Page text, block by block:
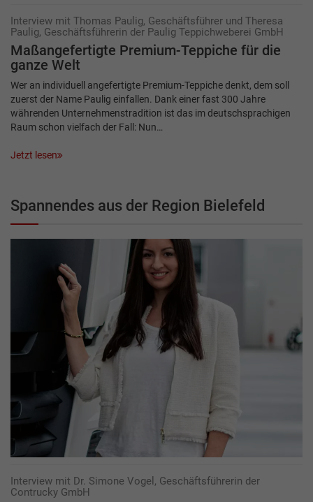
Interview mit Thomas Paulig, Geschäftsführer und Theresa
Paulig, Geschäftsführerin der Paulig Teppichweberei GmbH
Maßangefertigte Premium-Teppiche für die
ganze Welt
Wer an individuell angefertigte Premium-Teppiche denkt, dem soll
zuerst der Name Paulig einfallen. Dank einer fast 300 Jahre
währenden Unternehmenstradition ist das im deutschsprachigen
Raum schon vielfach der Fall: Nun…
Jetzt lesen
Spannendes aus der Region Bielefeld
Interview mit Dr. Simone Vogel, Geschäftsführerin der
Contrucky GmbH